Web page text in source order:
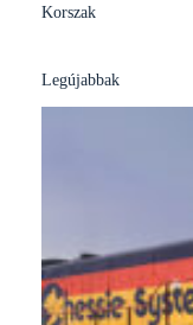
Korszak
Legújabbak